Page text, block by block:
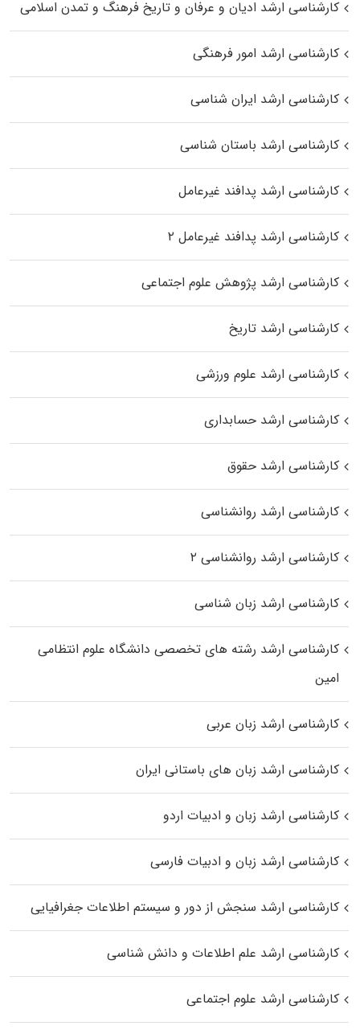
کارشناسی ارشد ادیان و عرفان و تاریخ فرهنگ و تمدن اسلامی
کارشناسی ارشد امور فرهنگی
کارشناسی ارشد ایران شناسی
کارشناسی ارشد باستان شناسی
کارشناسی ارشد پدافند غیرعامل
کارشناسی ارشد پدافند غیرعامل ۲
کارشناسی ارشد پژوهش علوم اجتماعی
کارشناسی ارشد تاریخ
کارشناسی ارشد علوم ورزشی
کارشناسی ارشد حسابداری
کارشناسی ارشد حقوق
کارشناسی ارشد روانشناسی
کارشناسی ارشد روانشناسی ۲
کارشناسی ارشد زبان شناسی
کارشناسی ارشد رﺷﺘﻪ ﻫﺎی تخصصی داﻧﺸﮕﺎه ﻋﻠﻮم انتظامی
اﻣﻴﻦ
کارشناسی ارشد زبان عربی
کارشناسی ارشد زبان‌ های باستانی ایران
کارشناسی ارشد زبان و ادبیات اردو
کارشناسی ارشد زبان و ادبیات فارسی
کارشناسی ارشد سنجش از دور و سیستم اطلاعات جغرافیایی
کارشناسی ارشد علم اطلاعات و دانش شناسی
کارشناسی ارشد علوم اجتماعی